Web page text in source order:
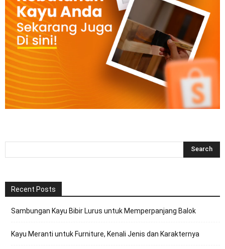
Recent Posts
Sambungan Kayu Bibir Lurus untuk Memperpanjang Balok
Kayu Meranti untuk Furniture, Kenali Jenis dan Karakternya